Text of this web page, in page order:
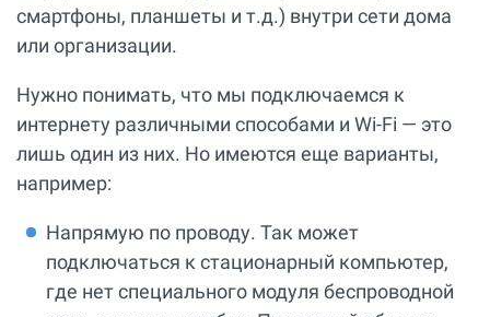
смартфоны, планшеты и т.д.) внутри сети дома
или организации.
Нужно понимать, что мы подключаемся к
интернету различными способами и Wi-Fi — это
лишь один из них. Но имеются еще варианты,
например:
Напрямую по проводу. Так может
подключаться к стационарный компьютер,
где нет специального модуля беспроводной